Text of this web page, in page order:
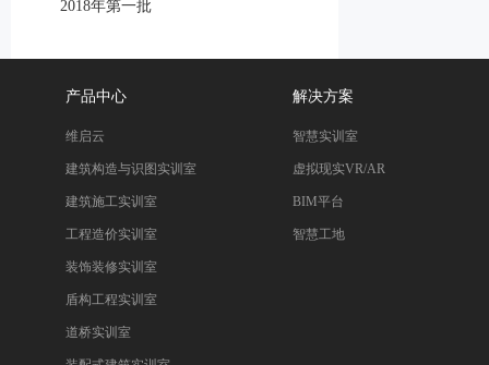
2018年第一批
产品中心
维启云
建筑构造与识图实训室
建筑施工实训室
工程造价实训室
装饰装修实训室
盾构工程实训室
道桥实训室
解决方案
智慧实训室
虚拟现实VR/AR
BIM平台
智慧工地